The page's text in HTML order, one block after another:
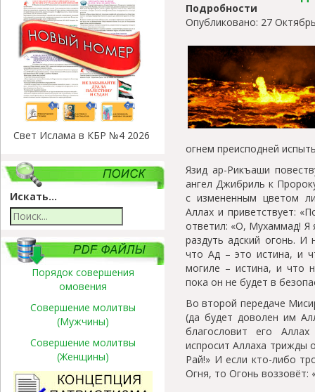
Свет Ислама в КБР №4 2026
Искать...
Порядок совершения
омовения
Совершение молитвы
(Мужчины)
Совершение молитвы
(Женщины)
Подробности
Опубликовано: 27
огнем преисподней
Язид ар-Рикъаши
ангел Джибриль к
с измененным цветом
Аллах и приветствует:
ответил: «О, Мухаммад! Я
раздуть адский огонь. И
что Ад – это истина, и
могиле – истина, и что
пока он не будет в
Во второй передаче
(да будет доволен им
благословит его
испросит Аллаха трижды
Рай!» И если кто-либо
Огня, то Огонь воззовёт: